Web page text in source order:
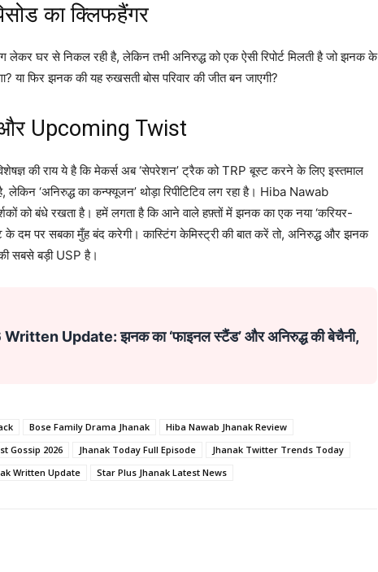
का क्लिफहैंगर
घर से निकल रही है, लेकिन तभी अनिरुद्ध को एक ऐसी रिपोर्ट मिलती है जो झनक के
या फिर झनक की यह रुखसती बोस परिवार की जीत बन जाएगी?
Upcoming Twist
की राय ये है कि मेकर्स अब ‘सेपरेशन’ ट्रैक को TRP बूस्ट करने के लिए इस्तमाल
लेकिन ‘अनिरुद्ध का कन्फ्यूजन’ थोड़ा रिपीटिटिव लग रहा है। Hiba Nawab
को बंधे रखता है। हमें लगता है कि आने वाले हफ़्तों में झनक का एक नया ‘करियर-
के दम पर सबका मुँह बंद करेगी। कास्टिंग केमिस्ट्री की बात करें तो, अनिरुद्ध और झनक
सबसे बड़ी USP है।
Update: झनक का ‘फाइनल स्टैंड’ और अनिरुद्ध की बेचैनी,
Bose Family Drama Jhanak
Hiba Nawab Jhanak Review
Gossip 2026 Jhanak Today Full Episode
Jhanak Twitter Trends Today
Written Update Star Plus Jhanak Latest News